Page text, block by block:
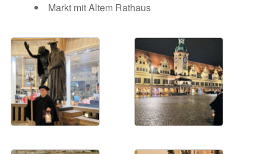
Markt mit Altem Rathaus